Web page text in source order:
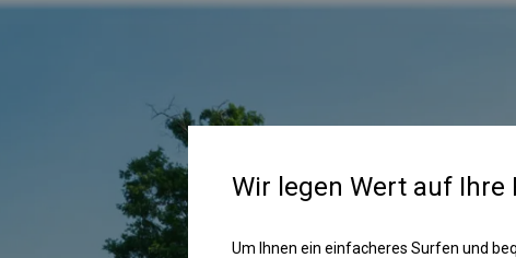
Wir legen Wert auf Ihre
Um Ihnen ein einfacheres Surfen und